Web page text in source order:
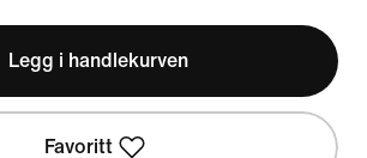
Legg i handlekurven
Favoritt